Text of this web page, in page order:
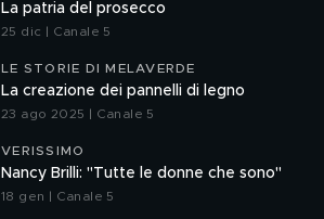
La patria del prosecco
25 dic | Canale 5
LE STORIE DI MELAVERDE
La creazione dei pannelli di legno
23 ago 2025 | Canale 5
VERISSIMO
Nancy Brilli: "Tutte le donne che sono"
18 gen | Canale 5